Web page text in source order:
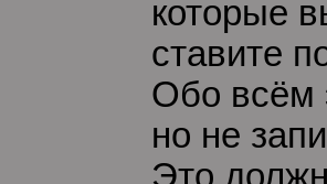
которые
ставите
Обо всём
но не